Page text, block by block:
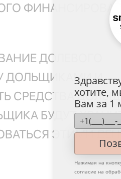
ДОЛЕВОГО
ДОЛЬЩИКАМИ И
СРЕДСТВА
БУДУТ
ЭТИМИ
хотите,
Вам за 1
Нажимая на
согласие на